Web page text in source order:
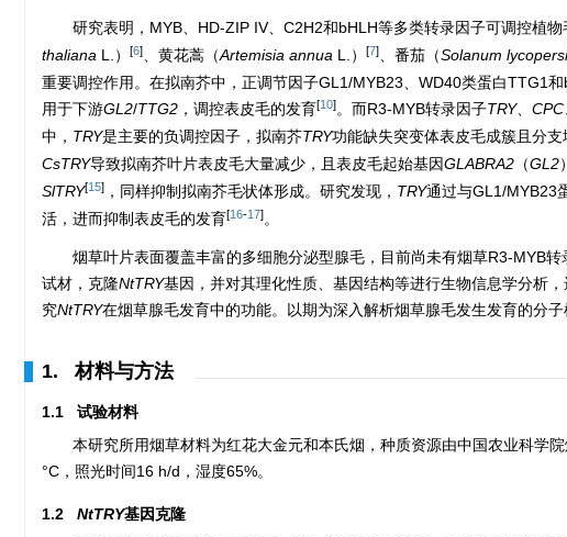
研究表明，MYB、HD-ZIP IV、C2H2和bHLH等多类转录因子可调控植物
thaliana L.） [6] 、黄花蒿（Artemisia annua L.） [7] 、番茄（Solanum
重要调控作用。在拟南芥中，正调节因子GL1/MYB23、WD40类蛋白TTG1
用于下游GL2/TTG2 ，调控表皮毛的发育[10]。而R3-MYB转录因子TRY、 CPC
中， TRY是主要的负调控因子，拟南芥TRY功能缺失突变体表皮毛成簇且分
CsTRY导致拟南芥叶片表皮毛大量减少，且表皮毛起始基因GLABRA2 （GL2
SlTRY[15] ，同样抑制拟南芥毛状体形成。研究发现， TRY通过与GL1/MYB23
活，进而抑制表皮毛的发育[16-17]。
烟草叶片表面覆盖丰富的多细胞分泌型腺毛，目前尚未有烟草R3-MYB转
试材，克隆NtTRY基因，并对其理化性质、基因结构等进行生物信息学分析
究NtTRY在烟草腺毛发育中的功能。以期为深入解析烟草腺毛发生发育的分
1. 材料与方法
1.1 试验材料
本研究所用烟草材料为红花大金元和本氏烟，种质资源由中国农业科学
°C，照光时间16 h/d，湿度65%。
1.2 NtTRY基因克隆